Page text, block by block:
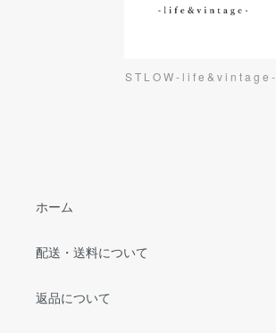
S T L O W - l i f e & v i n t a g e -
ホーム
配送・送料について
返品について